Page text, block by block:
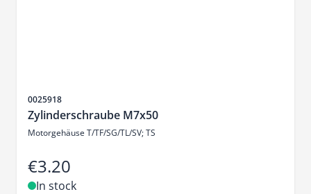
Sku
0025918
Zylinderschraube M7x50
Motorgehäuse T/TF/SG/TL/SV; TS
€3.20
In stock